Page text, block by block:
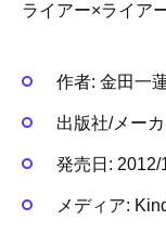
ライアー×ライア
作者: 金田一
出版社/メー
発売日: 2012/
メディア: